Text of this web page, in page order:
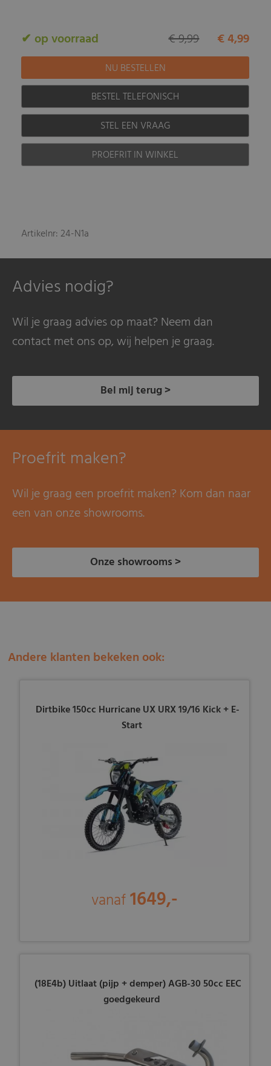
✔ op voorraad € 4,99
€ 9,99
BESTEL TELEFONISCH
STEL EEN VRAAG
PROEFRIT IN WINKEL
Artikelnr: 24-N1a
Advies nodig?
Wil je graag advies op maat? Neem dan
contact met ons op, wij helpen je graag.
Bel mij terug >
Proefrit maken?
Wil je graag een proefrit maken? Kom dan naar
een van onze showrooms.
Onze showrooms >
Andere klanten bekeken ook:
Dirtbike 150cc Hurricane UX URX 19/16 Kick + E-
Start
vanaf1649,-
(18E4b) Uitlaat (pijp + demper) AGB-30 50cc EEC
goedgekeurd